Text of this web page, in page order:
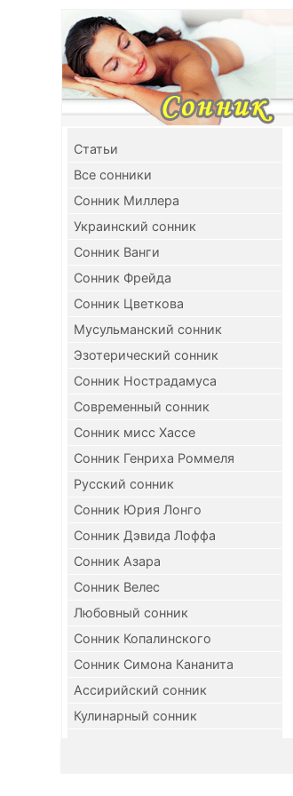
Cтатьи
Все сонники
Сонник Миллера
Украинский сонник
Сонник Ванги
Сонник Фрейда
Сонник Цветкова
Мусульманский сонник
Эзотерический сонник
Сонник Нострадамуса
Современный сонник
Сонник мисс Хассе
Сонник Генриха Роммеля
Русский сонник
Сонник Юрия Лонго
Сонник Дэвида Лоффа
Сонник Азара
Сонник Велес
Любовный сонник
Сонник Копалинского
Сонник Симона Кананита
Ассирийский сонник
Кулинарный сонник